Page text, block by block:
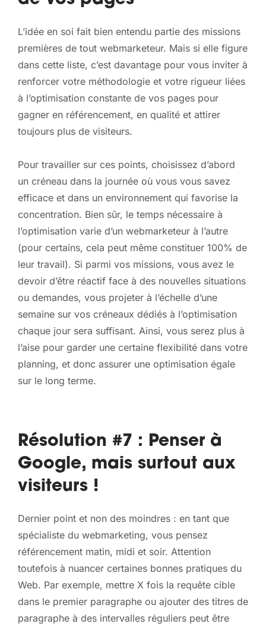
L’idée en soi fait bien entendu partie des missions
premières de tout webmarketeur. Mais si elle figure
dans cette liste, c’est davantage pour vous inviter à
renforcer votre méthodologie et votre rigueur liées
à l’optimisation constante de vos pages pour
gagner en référencement, en qualité et attirer
toujours plus de visiteurs.
Pour travailler sur ces points, choisissez d’abord
un créneau dans la journée où vous vous savez
efficace et dans un environnement qui favorise la
concentration. Bien sûr, le temps nécessaire à
l’optimisation varie d’un webmarketeur à l’autre
(pour certains, cela peut même constituer 100% de
leur travail). Si parmi vos missions, vous avez le
devoir d’être réactif face à des nouvelles situations
ou demandes, vous projeter à l’échelle d’une
semaine sur vos créneaux dédiés à l’optimisation
chaque jour sera suffisant. Ainsi, vous serez plus à
l’aise pour garder une certaine flexibilité dans votre
planning, et donc assurer une optimisation égale
sur le long terme.
Résolution #7 : Penser à
Google, mais surtout aux
visiteurs !
Dernier point et non des moindres : en tant que
spécialiste du webmarketing, vous pensez
référencement matin, midi et soir. Attention
toutefois à nuancer certaines bonnes pratiques du
Web. Par exemple, mettre X fois la requête cible
dans le premier paragraphe ou ajouter des titres de
paragraphe à des intervalles réguliers peut être